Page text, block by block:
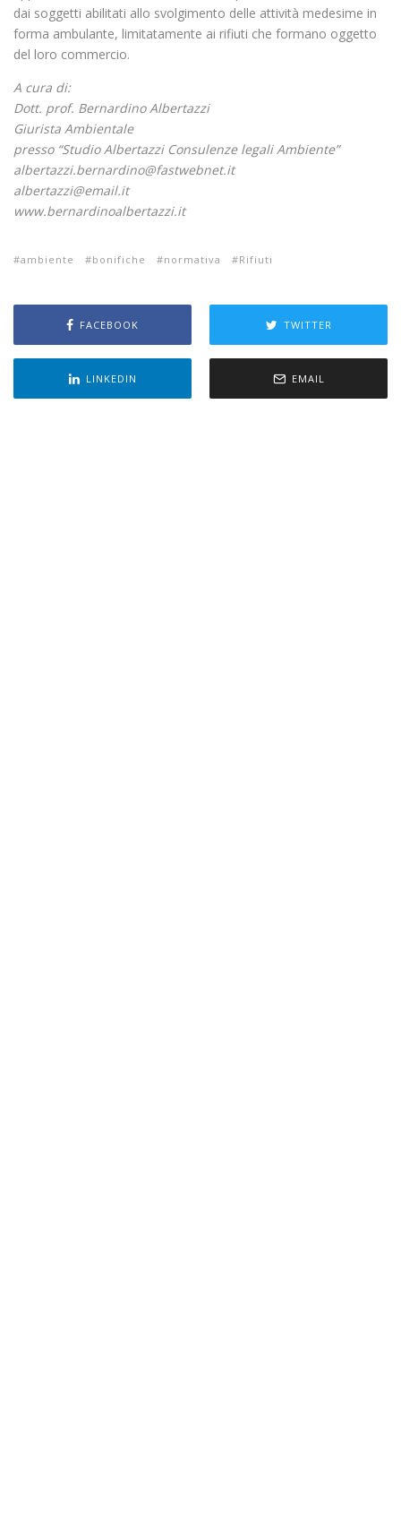
dai soggetti abilitati allo svolgimento delle attività medesime in
forma ambulante, limitatamente ai rifiuti che formano oggetto
del loro commercio.
A cura di:
Dott. prof. Bernardino Albertazzi
Giurista Ambientale
presso “Studio Albertazzi Consulenze legali Ambiente”
albertazzi.bernardino@fastwebnet.it
albertazzi@email.it
www.bernardinoalbertazzi.it
ambiente bonifiche normativa Rifiuti
FACEBOOK TWITTER
LINKEDIN EMAIL